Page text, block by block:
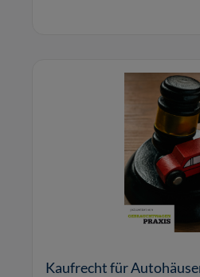
Kaufrecht für